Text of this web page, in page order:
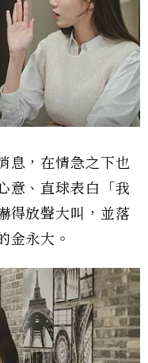
息，在情急之下也
意、直球表白「我
得放聲大叫，並落
金永大。